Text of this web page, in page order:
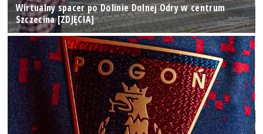
Wirtualny spacer po Dolinie Dolnej Odry w centrum
Szczecina [ZDJĘCIA]